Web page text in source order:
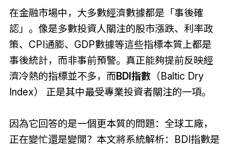
在金融市場中，大多數經濟數據都是「事後確
認」。像是多數投資人關注的股市漲跌、利率政
策、CPI通膨、GDP數據等這些指標本質上都是
事後統計，而非事前預警。真正能夠提前反映經
濟冷熱的指標並不多，而BDI指數 （Baltic Dry
Index） 正是其中最受專業投資者關注的一項。
因為它回答的是一個更本質的問題：全球工廠，
正在變忙還是變閒？本文將系統解析：BDI指數是